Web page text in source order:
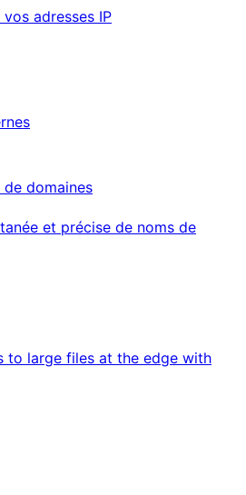
adresses IP
de domaines
et précise de noms de
to large files at the edge with